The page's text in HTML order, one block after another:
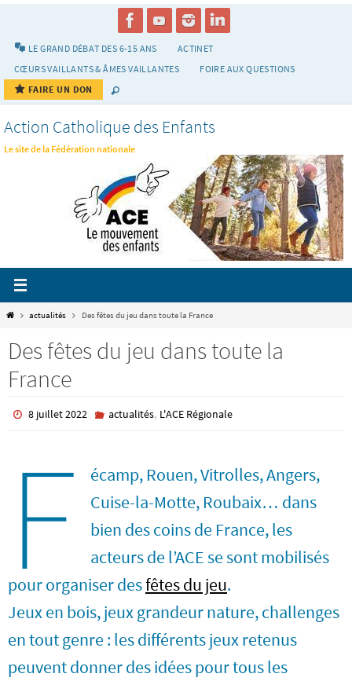
LE GRAND DÉBAT DES 6-15 ANS
ACTINET
CŒURS VAILLANTS & ÂMES VAILLANTES
FOIRE AUX QUESTIONS
FAIRE UN DON
Action Catholique des Enfants
Le site de la Fédération nationale
Homeactualités Des fêtes du jeu dans toute la France
Des fêtes du jeu dans toute la
France
8 juillet 2022 actualités, L'ACE Régionale
F
écamp, Rouen, Vitrolles, Angers,
Cuise-la-Motte, Roubaix… dans
bien des coins de France, les
acteurs de l’ACE se sont mobilisés
pour organiser desfêtes du jeu.
Jeux en bois, jeux grandeur nature, challenges
en tout genre : les différents jeux retenus
peuvent donner des idées pour tous les